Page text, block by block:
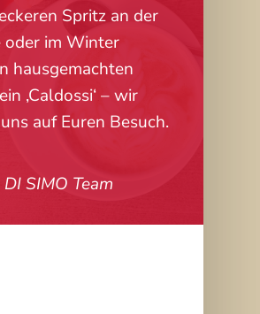
Spritz an der
oder im Winter
hausgemachten
‚Caldossi‘ – wir
auf Euren Besuch.
SIMO Team